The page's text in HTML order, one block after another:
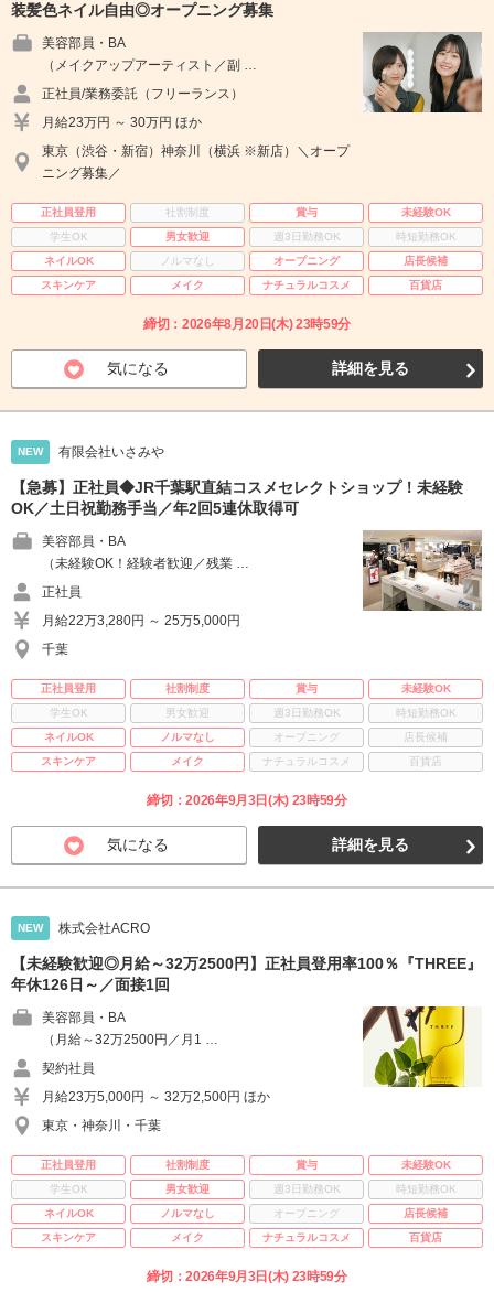
装髪色ネイル自由◎オープニング募集
美容部員・BA
（メイクアップアーティスト／副 …
正社員/業務委託（フリーランス）
月給23万円 ～ 30万円 ほか
東京（渋谷・新宿）神奈川（横浜 ※新店）＼オープ
ニング募集／
正社員登用 社割制度 賞与
未経験OK
学生OK
男女歓迎 週3日勤務OK
時短勤務OK
ネイルOK
ノルマなし オープニング
店長候補
スキンケア
メイク ナチュラルコスメ 百貨店
締切：2026年8月20日(木) 23時59分
気になる 詳細を見る
NEW 有限会社いさみや
【急募】正社員◆JR千葉駅直結コスメセレクトショップ！未経験
OK／土日祝勤務手当／年2回5連休取得可
美容部員・BA
（未経験OK！経験者歓迎／残業 …
正社員
月給22万3,280円 ～ 25万5,000円
千葉
正社員登用 社割制度 賞与
未経験OK
学生OK
男女歓迎 週3日勤務OK
時短勤務OK
ネイルOK
ノルマなし オープニング
店長候補
スキンケア
メイク ナチュラルコスメ 百貨店
締切：2026年9月3日(木) 23時59分
気になる 詳細を見る
NEW 株式会社ACRO
【未経験歓迎◎月給～32万2500円】正社員登用率100％『THREE』
年休126日～／面接1回
美容部員・BA
（月給～32万2500円／月1 …
契約社員
月給23万5,000円 ～ 32万2,500円 ほか
東京・神奈川・千葉
正社員登用 社割制度 賞与
未経験OK
学生OK
男女歓迎 週3日勤務OK
時短勤務OK
ネイルOK
ノルマなし オープニング
店長候補
スキンケア
メイク ナチュラルコスメ 百貨店
締切：2026年9月3日(木) 23時59分